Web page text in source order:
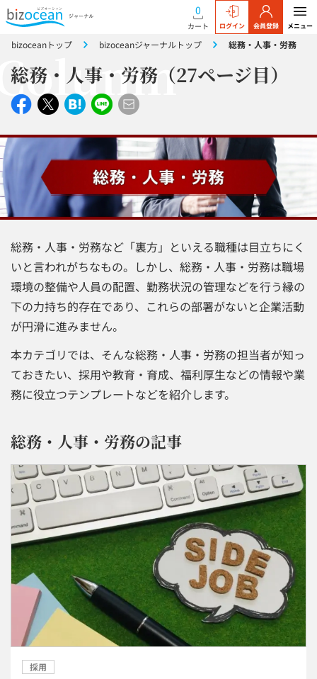
0
カート ログイン 会員登録 メニュー
bizoceanトップ bizoceanジャーナルトップ 総務・人事・労務
総務・人事・労務（27ページ目）
総務・人事・労務など「裏方」といえる職種は目立ちにく
いと言われがちなもの。しかし、総務・人事・労務は職場
環境の整備や人員の配置、勤務状況の管理などを行う縁の
下の力持ち的存在であり、これらの部署がないと企業活動
が円滑に進みません。
本カテゴリでは、そんな総務・人事・労務の担当者が知っ
ておきたい、採用や教育・育成、福利厚生などの情報や業
務に役立つテンプレートなどを紹介します。
総務・人事・労務の記事
採用